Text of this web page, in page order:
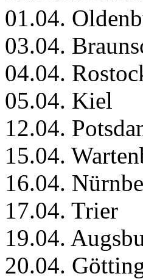
01.04.
03.04.
04.04.
05.04. Kiel
12.04.
15.04.
16.04.
17.04. Trier
19.04.
20.04.